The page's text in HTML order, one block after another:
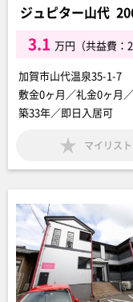
ジュピター山代
3.1 万円（共益費：
加賀市山代温泉35-1-7
敷金0ヶ月／礼金0ヶ月
築33年／即日入居可
マイリスト